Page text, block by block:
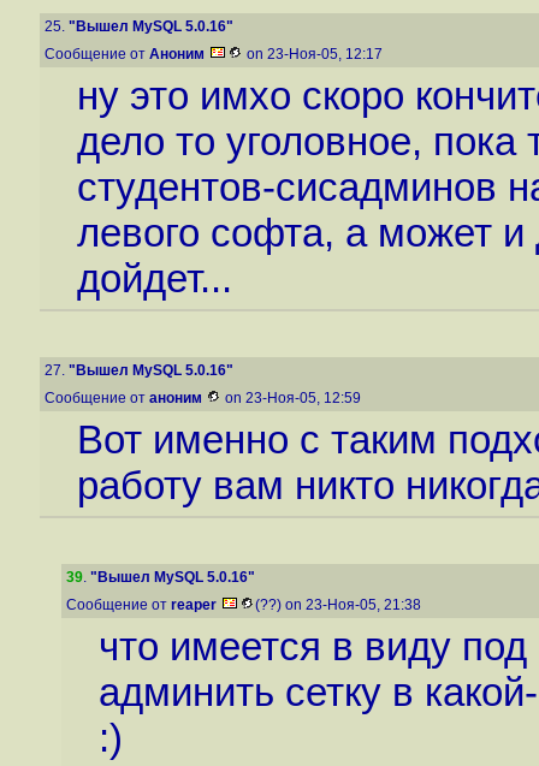
25. "Вышел MySQL 5.0.16"
Сообщение от Аноним on 23-Ноя-05, 12:17
ну это имхо скоро
дело то уголовное, пока
студентов-сисадминов
левого софта, а может и
дойдет...
27. "Вышел MySQL 5.0.16"
Сообщение от аноним on 23-Ноя-05, 12:59
Вот именно с таким
работу вам никто
39. "Вышел MySQL 5.0.16"
Сообщение от reaper (??) on 23-Ноя-05, 21:38
что имеется в виду
админить сетку в
:)